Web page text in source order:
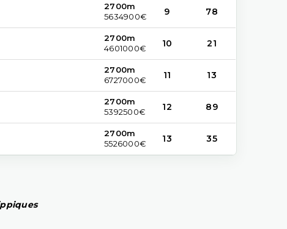
2700m
5634900€
9 78
2700m
4601000€
10 21
2700m
6727000€
11 13
2700m
5392500€
12 89
2700m
5526000€
13 35